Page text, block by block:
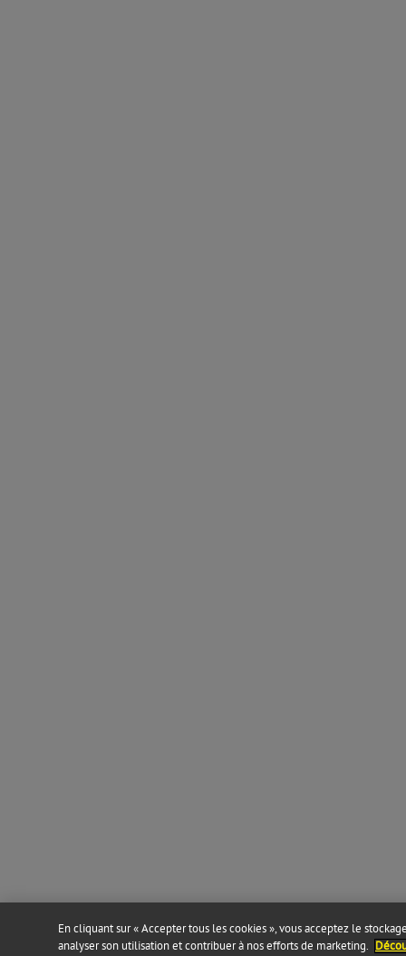
En cliquant sur « Accepter tous les cookies », vous acceptez le
analyser son utilisation et contribuer à nos efforts de marketing.